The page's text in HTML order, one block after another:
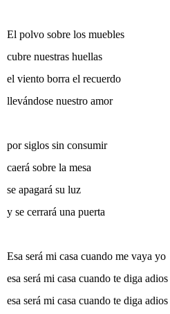
El polvo sobre los muebles
cubre nuestras huellas
el viento borra el recuerdo
llevándose nuestro amor
por siglos sin consumir
caerá sobre la mesa
se apagará su luz
y se cerrará una puerta
Esa será mi casa cuando me vaya yo
esa será mi casa cuando te diga adios
esa será mi casa cuando te diga adios